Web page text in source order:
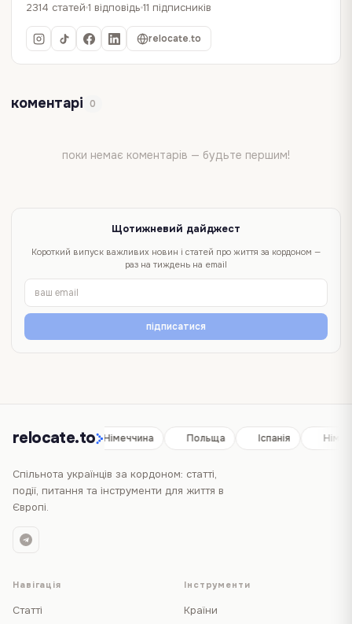
2314 статей 1 відповідь 11 підписників
relocate.to
коментарі 0
поки немає коментарів — будьте першим!
Щотижневий дайджест
Короткий випуск важливих новин і статей про життя за кордоном —
раз на тиждень на email
підписатися
relocate.to
Іспанія Німеччина Польща Іспанія
Спільнота українців за кордоном: статті,
події, питання та інструменти для життя в
Європі.
Навігація
Статті
Інструменти
Країни